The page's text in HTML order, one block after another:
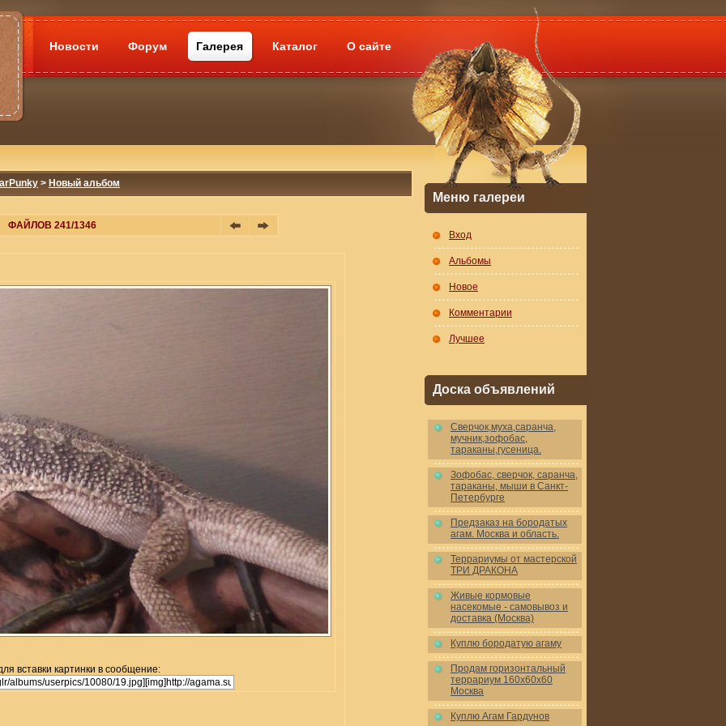
Новости Форум Галерея Каталог О сайте
> Новый альбом
ФАЙЛОВ 241/1346
вставки картинки в сообщение:
Меню галереи
Вход
Альбомы
Новое
Комментарии
Лучшее
Доска объявлений
Cверчок,муха,саранча,
мучник,зофобас,
тараканы,гусеница.
Зофобас, сверчок, саранча,
тараканы, мыши в Санкт-
Петербурге
Предзаказ на бородатых
агам. Москва и область.
Террариумы от мастерской
ТРИ ДРАКОНА
Живые кормовые
насекомые - самовывоз и
доставка (Москва)
Куплю бородатую агаму
Продам горизонтальный
террариум 160x60x60
Москва
Куплю Агам Гардунов